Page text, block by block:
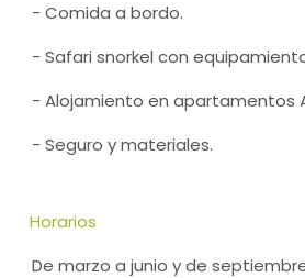
- Comida a bordo.
- Safari snorkel con
- Alojamiento en apartamentos
- Seguro y materiales.
Horarios
De marzo a junio y de